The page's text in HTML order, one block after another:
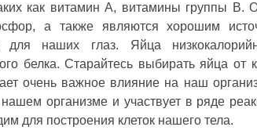
как витамин А, витамины группы В.
а также являются хорошим
для наших глаз. Яйца
белка. Старайтесь выбирать яйца
очень важное влияние на наш
организме и участвует в ряде
для построения клеток нашего тела.